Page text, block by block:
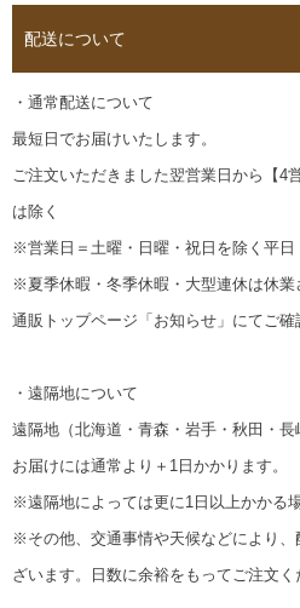
配送について
・通常配送について
最短日でお届けいたします。
ご注文いただきました翌営業日から【
は除く
※営業日＝土曜・日曜・祝日を除く平日
※夏季休暇・冬季休暇・大型連休は休
通販トップページ「お知らせ」にてご確
・遠隔地について
遠隔地（北海道・青森・岩手・秋田・
お届けには通常より＋1日かかります。
※遠隔地によっては更に1日以上かかる
※その他、交通事情や天候などにより
ざいます。日数に余裕をもってご注文く